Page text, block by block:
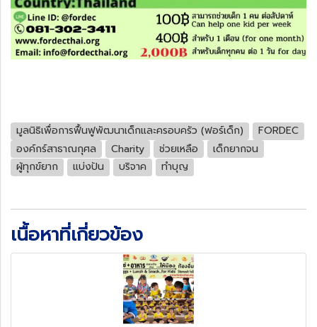
มูลนิธิเพื่อการฟื้นฟูพัฒนาเด็กและครอบครัว (ฟอร์เด็ก)
FORDEC
องค์กร์สาธาณกุศล
Charity ช่วยเหลือ
เด็กยากจน
ผู้ทุกข์ยาก
แบ่งปัน บริจาค ทำบุญ
เนื้อหาที่เกี่ยวข้อง